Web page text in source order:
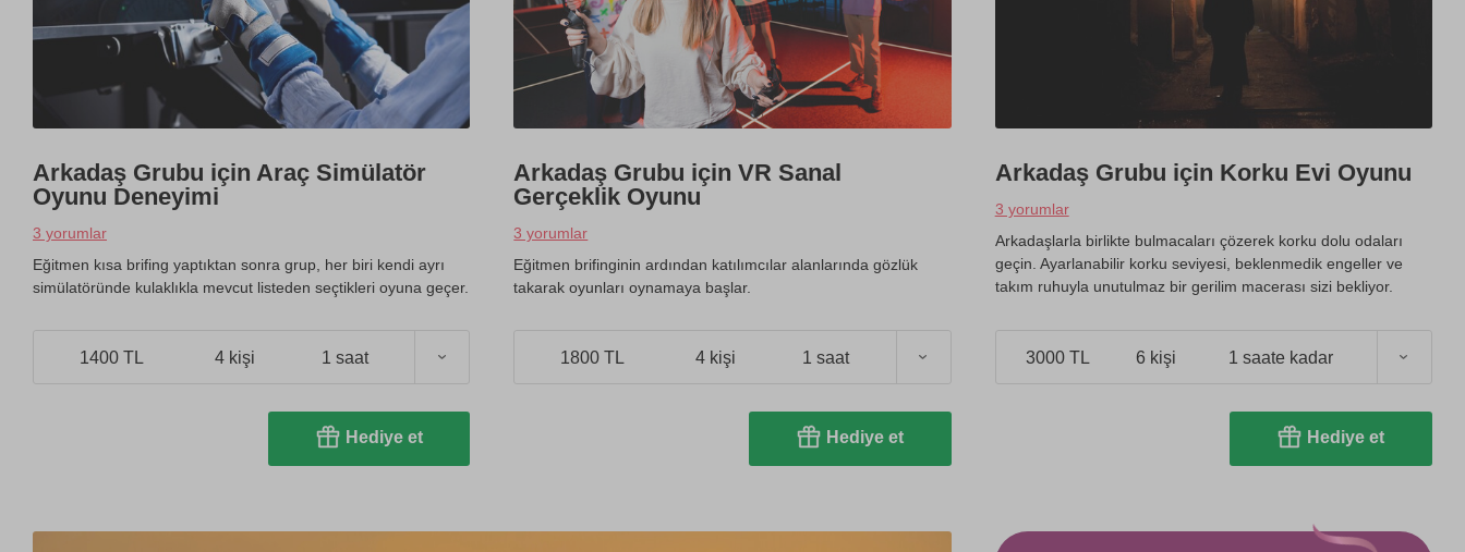
Arkadaş Grubu için Araç Simülatör
Oyunu Deneyimi
3 yorumlar
Eğitmen kısa brifing yaptıktan sonra grup, her biri kendi ayrı
simülatöründe kulaklıkla mevcut listeden seçtikleri oyuna geçer.
1400 TL 4 kişi 1 saat
Hediye et
Arkadaş Grubu için VR Sanal
Gerçeklik Oyunu
3 yorumlar
Eğitmen brifinginin ardından katılımcılar alanlarında gözlük
takarak oyunları oynamaya başlar.
1800 TL 4 kişi 1 saat
Hediye et
Arkadaş Grubu için Korku Evi Oyunu
3 yorumlar
Arkadaşlarla birlikte bulmacaları çözerek korku dolu odaları
geçin. Ayarlanabilir korku seviyesi, beklenmedik engeller ve
takım ruhuyla unutulmaz bir gerilim macerası sizi bekliyor.
3000 TL 6 kişi 1 saate kadar
Hediye et